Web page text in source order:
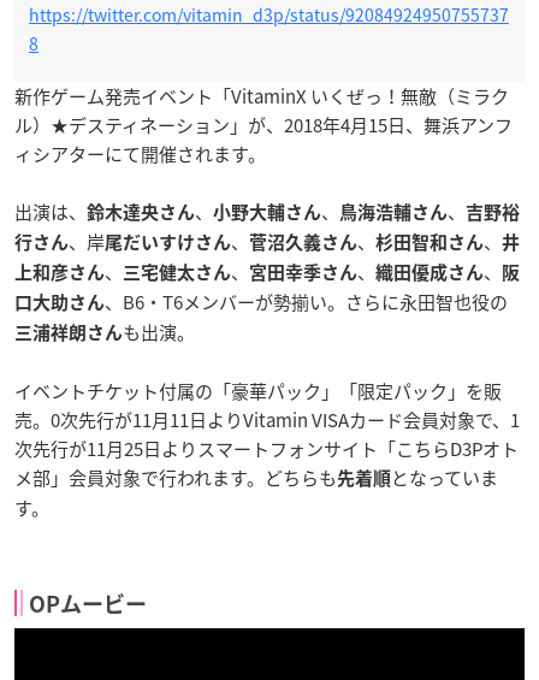
https://twitter.com/vitamin_d3p/status/92084924950755737
8
新作ゲーム発売イベント「VitaminX いくぜっ！無敵（ミラク
ル）★デスティネーション」が、2018年4月15日、舞浜アンフ
ィシアターにて開催されます。
出演は、 鈴木達央さん、 小野大輔さん、 鳥海浩輔さん、
吉野裕
行さん、岸尾だいすけさん、 菅沼久義さん、 杉田智和さん、
井
上和彦さん、 三宅健太さん、 宮田幸季さん、 織田優成さん、
阪
口大助さん、B6・T6メンバーが勢揃い。さらに永田智也役の
三浦祥朗さんも出演。
イベントチケット付属の「豪華パック」「限定パック」を販
売。0次先行が11月11日よりVitamin VISAカード会員対象で、1
次先行が11月25日よりスマートフォンサイト「こちらD3Pオト
メ部」会員対象で行われます。どちらも先着順となっていま
す。
OPムービー